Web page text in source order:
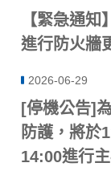
【緊急通
進行防火牆
2026-06-29
[停機公告]
防護，將於
14:00進行